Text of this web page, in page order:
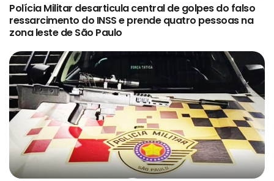
Polícia Militar desarticula central de golpes do falso
ressarcimento do INSS e prende quatro pessoas na
zona leste de São Paulo